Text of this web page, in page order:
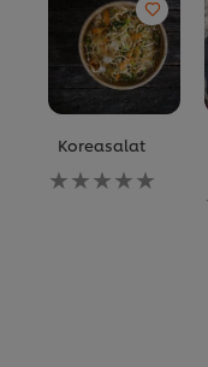
Koreasalat
Ingen
bedømmelser